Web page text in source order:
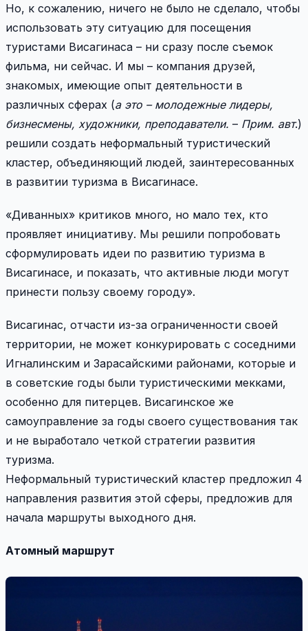
Но, к сожалению, ничего не было не сделало, чтобы
использовать эту ситуацию для посещения
туристами Висагинаса – ни сразу после съемок
фильма, ни сейчас. И мы – компания друзей,
знакомых, имеющие опыт деятельности в
различных сферах (а это – молодежные лидеры,
бизнесмены, художники, преподаватели. – Прим. авт.)
решили создать неформальный туристический
кластер, объединяющий людей, заинтересованных
в развитии туризма в Висагинасе.
«Диванных» критиков много, но мало тех, кто
проявляет инициативу. Мы решили попробовать
сформулировать идеи по развитию туризма в
Висагинасе, и показать, что активные люди могут
принести пользу своему городу».
Висагинас, отчасти из-за ограниченности своей
территории, не может конкурировать с соседними
Игналинским и Зарасайскими районами, которые и
в советские годы были туристическими мекками,
особенно для питерцев. Висагинское же
самоуправление за годы своего существования так
и не выработало четкой стратегии развития
туризма.
Неформальный туристический кластер предложил 4
направления развития этой сферы, предложив для
начала маршруты выходного дня.
Атомный маршрут